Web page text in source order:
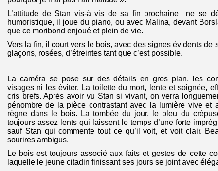
L’attitude de Stan vis-à vis de sa fin prochaine ne se
humoristique, il joue du piano, ou avec Malina, devant
que ce moribond enjoué et plein de vie.
Vers la fin, il court vers le bois, avec des signes évidents de
glaçons, rosées, d’étreintes tant que c’est possible.
La caméra se pose sur des détails en gros plan, les
visages ni les éviter. La toilette du mort, lente et soignée,
cris brefs. Après avoir vu Stan si vivant, on verra
pénombre de la pièce contrastant avec la lumière vive et
règne dans le bois. La tombée du jour, le bleu du
toujours assez lents qui laissent le temps d’une forte
sauf Stan qui commente tout ce qu’il voit, et voit clair.
sourires ambigus.
Le bois est toujours associé aux faits et gestes de cette
laquelle le jeune citadin finissant ses jours se joint avec